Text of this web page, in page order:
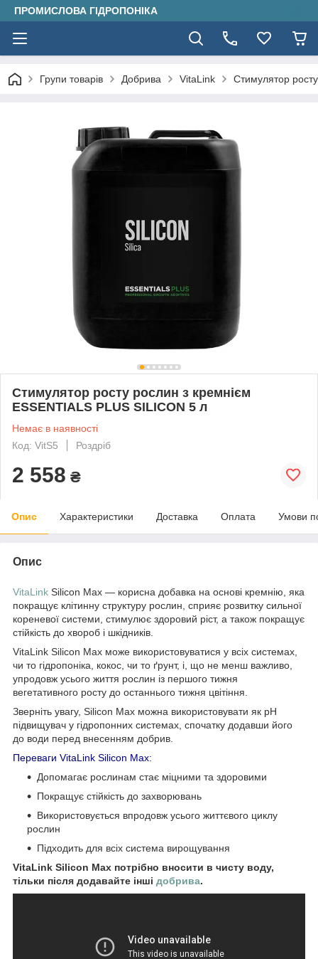
ПРОМИСЛОВА ГІДРОПОНІКА
Групи товарів Добрива VitaLink Стимулятор
Стимулятор росту рослин з кремнієм
ESSENTIALS PLUS SILICON 5 л
Немає в наявності
Код: VitS5
Роздріб
2 558 ₴
Опис Характеристики Доставка Оплата Умови
Опис
VitaLink Silicon Max — корисна добавка на основі кремнію, яка
покращує клітинну структуру рослин, сприяє розвитку сильної
кореневої системи, стимулює здоровий ріст, а також покращує
стійкість до хвороб і шкідників.
VitaLink Silicon Max може використовуватися у всіх системах,
чи то гідропоніка, кокос, чи то ґрунт, і, що не менш важливо,
упродовж усього життя рослин із першого тижня
вегетативного росту до останнього тижня цвітіння.
Зверніть увагу, Silicon Max можна використовувати як pH
підвищувач у гідропонних системах, спочатку додавши його
до води перед внесенням добрив.
Переваги VitaLink Silicon Max:
Допомагає рослинам стає міцними та здоровими
Покращує стійкість до захворювань
Використовується впродовж усього життєвого циклу
рослин
Підходить для всіх система вирощування
VitaLink Silicon Max потрібно вносити в чисту воду,
тільки після додавайте інші добрива.